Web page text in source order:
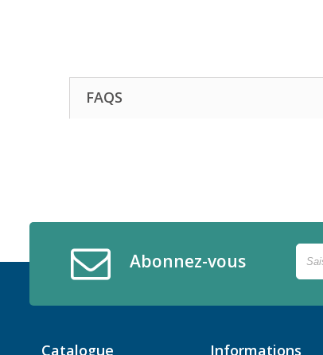
FAQS
Abonnez-vous
Catalogue Informations